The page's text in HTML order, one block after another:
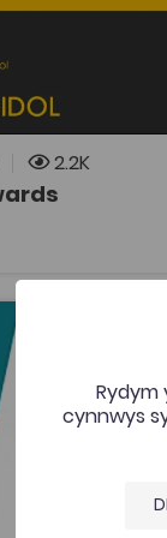
2.2K
Edwards, ffigwr
a
ganrif.
Tresi,
cynnwys